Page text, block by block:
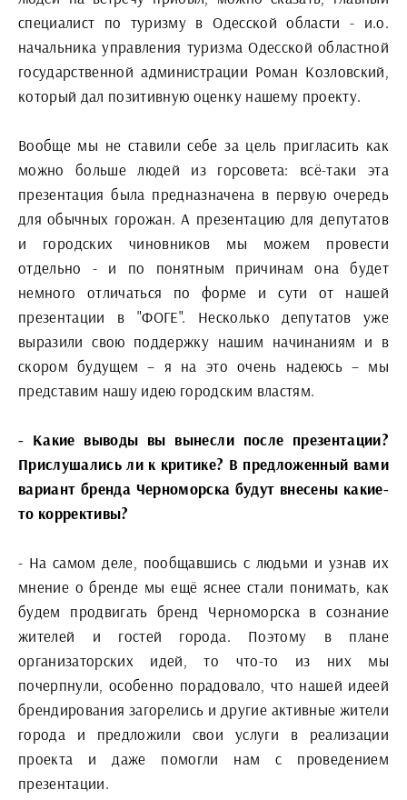
специалист по туризму в Одесской области - и.о.
начальника управления туризма Одесской областной
государственной администрации Роман Козловский,
который дал позитивную оценку нашему проекту.
Вообще мы не ставили себе за цель пригласить как
можно больше людей из горсовета: всё-таки эта
презентация была предназначена в первую очередь
для обычных горожан. А презентацию для депутатов
и городских чиновников мы можем провести
отдельно - и по понятным причинам она будет
немного отличаться по форме и сути от нашей
презентации в "ФОГЕ". Несколько депутатов уже
выразили свою поддержку нашим начинаниям и в
скором будущем – я на это очень надеюсь – мы
представим нашу идею городским властям.
- Какие выводы вы вынесли после презентации?
Прислушались ли к критике? В предложенный вами
вариант бренда Черноморска будут внесены какие-
то коррективы?
- На самом деле, пообщавшись с людьми и узнав их
мнение о бренде мы ещё яснее стали понимать, как
будем продвигать бренд Черноморска в сознание
жителей и гостей города. Поэтому в плане
организаторских идей, то что-то из них мы
почерпнули, особенно порадовало, что нашей идеей
брендирования загорелись и другие активные жители
города и предложили свои услуги в реализации
проекта и даже помогли нам с проведением
презентации.